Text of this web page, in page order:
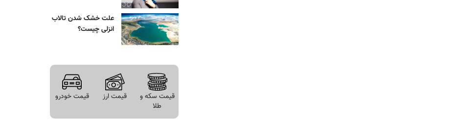
علت خشک شدن تالاب
انزلی چیست؟
قیمت سکه و
طلا
قیمت ارز قیمت خودرو